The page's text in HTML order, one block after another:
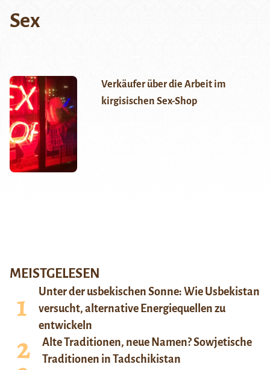
Sex
Verkäufer über die Arbeit im
kirgisischen Sex-Shop
MEISTGELESEN
Unter der usbekischen Sonne: Wie Usbekistan
versucht, alternative Energiequellen zu
entwickeln
Alte Traditionen, neue Namen? Sowjetische
Traditionen in Tadschikistan